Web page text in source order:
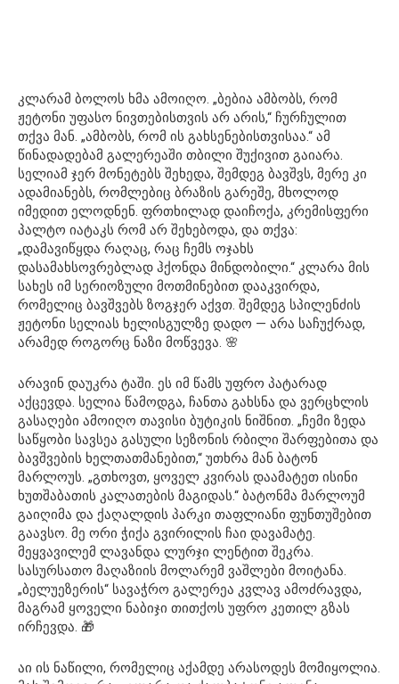
კლარამ ბოლოს ხმა ამოიღო. „ბებია ამბობს, რომ
ჟეტონი უფასო ნივთებისთვის არ არის,“ ჩურჩულით
თქვა მან. „ამბობს, რომ ის გახსენებისთვისაა.“ ამ
წინადადებამ გალერეაში თბილი შუქივით გაიარა.
სელიამ ჯერ მონეტებს შეხედა, შემდეგ ბავშვს, მერე კი
ადამიანებს, რომლებიც ბრაზის გარეშე, მხოლოდ
იმედით ელოდნენ. ფრთხილად დაიჩოქა, კრემისფერი
პალტო იატაკს რომ არ შეხებოდა, და თქვა:
„დამავიწყდა რაღაც, რაც ჩემს ოჯახს
დასამახსოვრებლად ჰქონდა მინდობილი.“ კლარა მის
სახეს იმ სერიოზული მოთმინებით დააკვირდა,
რომელიც ბავშვებს ზოგჯერ აქვთ. შემდეგ სპილენძის
ჟეტონი სელიას ხელისგულზე დადო — არა საჩუქრად,
არამედ როგორც ნაზი მოწვევა. 🌸
არავინ დაუკრა ტაში. ეს იმ წამს უფრო პატარად
აქცევდა. სელია წამოდგა, ჩანთა გახსნა და ვერცხლის
გასაღები ამოიღო თავისი ბუტიკის ნიშნით. „ჩემი ზედა
საწყობი სავსეა გასული სეზონის რბილი შარფებითა და
ბავშვების ხელთათმანებით,“ უთხრა მან ბატონ
მარლოუს. „გთხოვთ, ყოველ კვირას დაამატეთ ისინი
ხუთშაბათის კალათების მაგიდას.“ ბატონმა მარლოუმ
გაიღიმა და ქაღალდის პარკი თაფლიანი ფუნთუშებით
გაავსო. მე ორი ჭიქა გვირილის ჩაი დავამატე.
მეყვავილემ ლავანდა ლურჯი ლენტით შეკრა.
სასურსათო მაღაზიის მოლარემ ვაშლები მოიტანა.
„ბელუეზერის“ სავაჭრო გალერეა კვლავ ამოძრავდა,
მაგრამ ყოველი ნაბიჯი თითქოს უფრო კეთილ გზას
ირჩევდა. 🎁
აი ის ნაწილი, რომელიც აქამდე არასოდეს მომიყოლია.